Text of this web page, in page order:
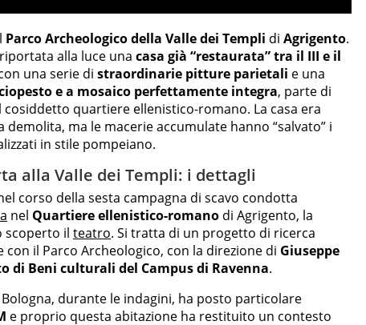
Parco Archeologico della Valle dei Templi di Agrigento.
alla luce una casa già “restaurata”tra il III e il
una serie di straordinarie pitture parietali e una
e a mosaico perfettamente integra, parte di
cosiddetto quartiere ellenistico-romano. La casa era
ma le macerie accumulate hanno “salvato” i
in stile pompeiano.
alla Valle dei Templi: i dettagli
corso della sesta campagna di scavo condotta
nel Quartiere ellenistico-romano di Agrigento, la
scoperto il teatro. Si tratta di un progetto di ricerca
il Parco Archeologico, con la direzione di Giuseppe
di Beni culturali del Campus di Ravenna.
durante le indagini, ha posto particolare
e proprio questa abitazione ha restituito un contesto